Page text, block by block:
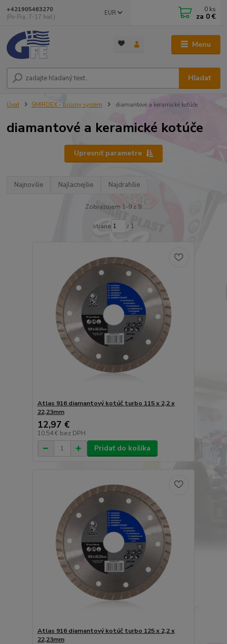
Menu
EUR
Hľadať
+421905463270
(Po-Pia, 7-17 hod.)
0 ks
za 0 €
Úvod SMIRDEX - brúsny systém diamantové a keramické kotúče
diamantové a keramické kotúče
Upresniť parametre
Najnovšie Najlacnejšie Najdrahšie
Zobrazujem 1-9 z 9
strana z 1
Atlas 916 diamantový kotúč turbo 115 x 2,2 x
22,23mm
12,97 €
10,54 € bez DPH
Pridať do košíka
Atlas 916 diamantový kotúč turbo 125 x 2,2 x
22,23mm